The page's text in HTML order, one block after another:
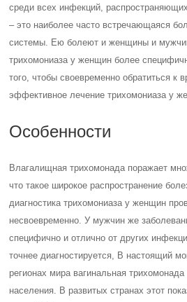
среди всех инфекций,
– это наиболее часто встречающаяся
системы. Ею болеют и женщины и
трихомониаза у женщин более
того, чтобы своевременно обратиться к
эффективное лечение трихомониаза у
Особенности
Влагалищная трихомонада поражает
что такое широкое распространение
диагностика трихомониаза у женщин
несвоевременно. У мужчин же
специфично и отлично от других
точнее диагностируется, В настоящий
регионах мира вагинальная
населения. В развитых странах этот